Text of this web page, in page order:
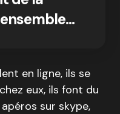
en ligne, ils se
eux, ils font du
sur skype,